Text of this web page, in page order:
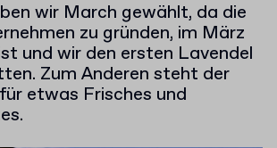
wir March gewählt, da die
zu gründen, im März
und wir den ersten Lavendel
Zum Anderen steht der
etwas Frisches und